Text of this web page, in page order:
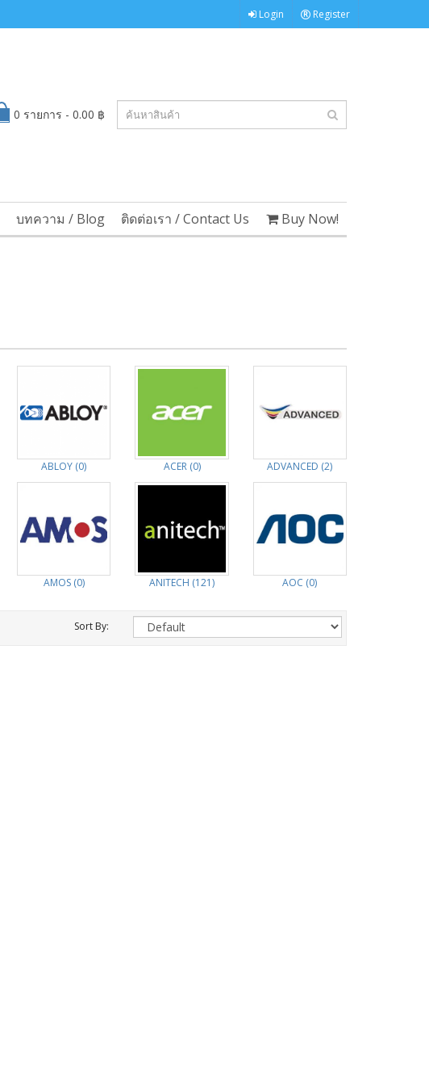
Login Register
0 รายการ - 0.00 ฿
บทความ / Blog ติดต่อเรา / Contact Us Buy Now!
ABLOY (0) ACER (0) ADVANCED (2)
AMOS (0) ANITECH (121) AOC (0)
Sort By: